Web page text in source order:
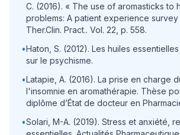
C. (2016). « The use of aromasticks to
problems: A patient experience survey
Ther.Clin. Pract.. Vol. 22, p. 558.
•Haton, S. (2012). Les huiles
sur le psychisme.
•Latapie, A. (2016). La prise en charge
l'insomnie en aromathérapie. Thèse
diplôme d’État de docteur en
•Solari, M-A. (2019). Stress et anxiété,